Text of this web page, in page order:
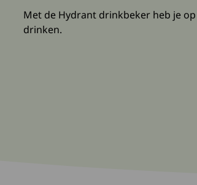
Met de Hydrant drinkbeker heb je
drinken.